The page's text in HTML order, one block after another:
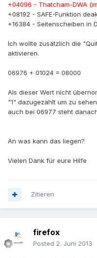
+04096 - Thatcham-DWA
+08192 - SAFE-Funktion
+16384 - Seitenscheiben in
Ich wollte zusätzlich die
aktivieren.
06976 + 01024 = 08000
Als dieser Wert nicht
"1" dazugezählt um zu
auch bei 06977 steht
An was kann das liegen?
Vielen Dank für eure Hilfe
Zitieren
firefox
Posted 2. Juni 2013